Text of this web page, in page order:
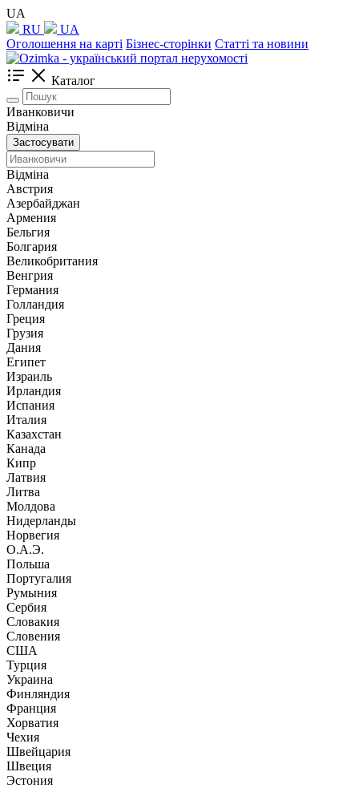
UA
RU
UA
Оголошення на карті Бізнес-сторінки Статті та новини
Каталог
Иванковичи
Відміна
Застосувати
Відміна
Австрия
Азербайджан
Армения
Бельгия
Болгария
Великобритания
Венгрия
Германия
Голландия
Греция
Грузия
Дания
Египет
Израиль
Ирландия
Испания
Италия
Казахстан
Канада
Кипр
Латвия
Литва
Молдова
Нидерланды
Норвегия
О.А.Э.
Польша
Португалия
Румыния
Сербия
Словакия
Словения
США
Турция
Украина
Финляндия
Франция
Хорватия
Чехия
Швейцария
Швеция
Эстония